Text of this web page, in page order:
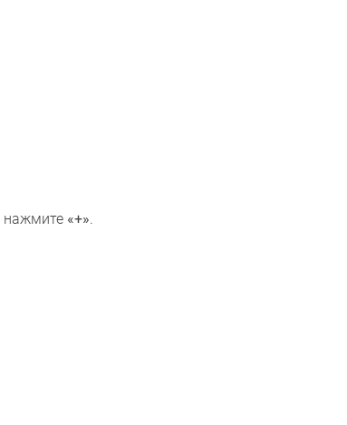
нажмите «+».